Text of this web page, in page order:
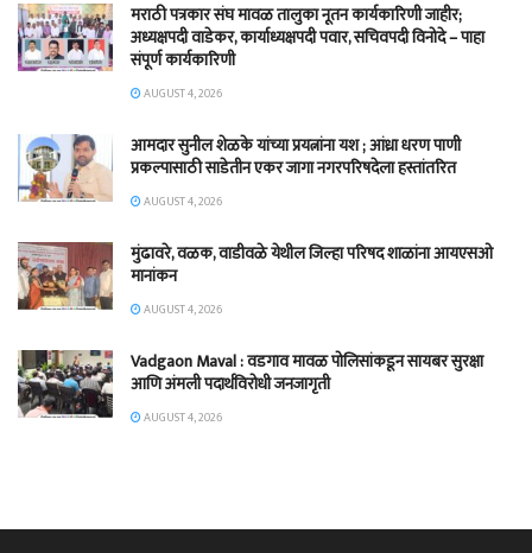
मराठी पत्रकार संघ मावळ तालुका नूतन कार्यकारिणी जाहीर;
अध्यक्षपदी वाडेकर, कार्याध्यक्षपदी पवार, सचिवपदी विनोदे – पाहा
संपूर्ण कार्यकारिणी
AUGUST 4, 2026
आमदार सुनील शेळके यांच्या प्रयत्नांना यश ; आंध्रा धरण पाणी
प्रकल्पासाठी साडेतीन एकर जागा नगरपरिषदेला हस्तांतरित
AUGUST 4, 2026
मुंढावरे, वळक, वाडीवळे येथील जिल्हा परिषद शाळांना आयएसओ
मानांकन
AUGUST 4, 2026
Vadgaon Maval : वडगाव मावळ पोलिसांकडून सायबर सुरक्षा
आणि अंमली पदार्थविरोधी जनजागृती
AUGUST 4, 2026